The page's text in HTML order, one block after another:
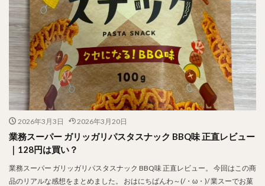
2026年3月3日 2026年3月20日
業務スーパー ガリッガリパスタスナック BBQ味 正直レビュー
｜128円は買い？
業務スーパー ガリッガリパスタスナック BBQ味 正直レビュー。 今回はこの商
品のリアルな感想をまとめました。 おはにちばんわ～(/・ω・)/ 業スーでお菓